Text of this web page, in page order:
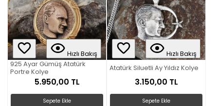
Hızlı Bakış
925 Ayar Gümüş Atatürk
Portre Kolye
5.950,00 TL
Sepete Ekle
Hızlı Bakış
Atatürk Siluetli Ay Yıldız Kolye
3.150,00 TL
Sepete Ekle